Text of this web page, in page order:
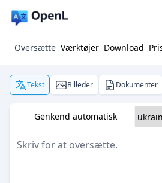
Oversætte Værktøjer Download
Tekst Billeder Dokumenter
Genkend automatisk